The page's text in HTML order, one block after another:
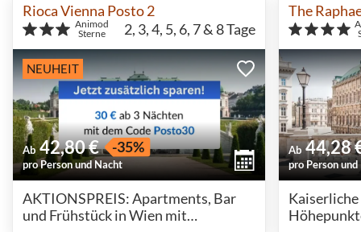
Rioca Vienna Posto 2
Animod
Sterne
2, 3, 4, 5, 6, 7 & 8Tage
NEUHEIT
Ab 42,80 € -35%
pro Person und Nacht
AKTIONSPREIS: Apartments, Bar
und Frühstück in Wien mit
Ab 44,28
pro Person